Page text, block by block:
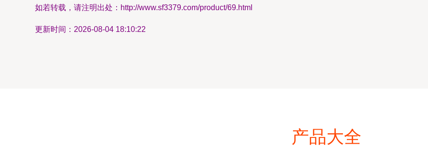
如若转载，请注明出处：http://www.sf3379.com/product/69.html
更新时间：2026-08-04 18:10:22
产品大全